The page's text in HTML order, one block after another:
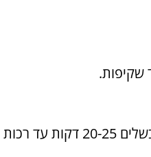
שקיפות.
מלאה.